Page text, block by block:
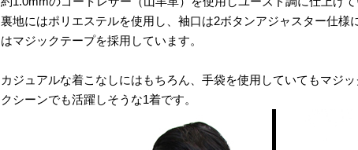
裏地にはポリエステルを使用し、袖口は2ボタンアジャスター仕様
はマジックテープを採用しています。
カジュアルな着こなしにはもちろん、手袋を使用していてもマジ
クシーンでも活躍しそうな1着です。